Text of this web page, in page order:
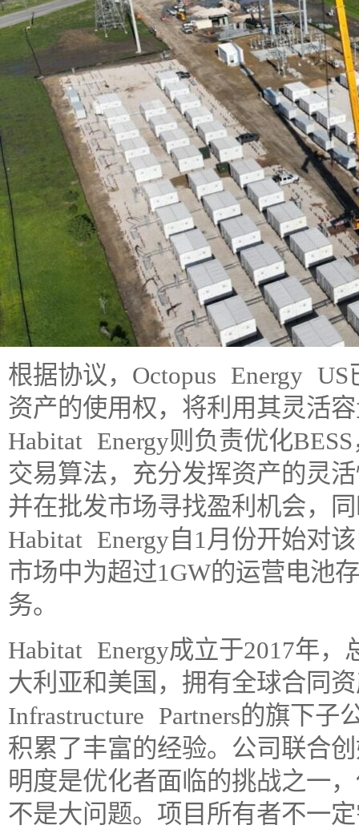
根据协议，Octopus Energy
资产的使用权，将利用其灵活
Habitat Energy则负责优化
交易算法，充分发挥资产的灵
并在批发市场寻找盈利机会，
Habitat Energy自1月份开始对
市场中为超过1GW的运营电池
务。
Habitat Energy成立于2017年
大利亚和美国，拥有全球合同
Infrastructure Partners的旗下
积累了丰富的经验。公司联合
明度是优化者面临的挑战之一
不是大问题。项目所有者不一